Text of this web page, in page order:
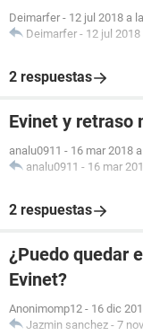
Deimarfer - 12 jul 2018 a
Deimarfer - 12 jul
2 respuestas
Evinet y retraso
analu0911 - 16 mar 2018
analu0911 - 16 mar
2 respuestas
¿Puedo quedar
Evinet?
Anonimomp12 - 16 dic
Jazmin sanchez - 7